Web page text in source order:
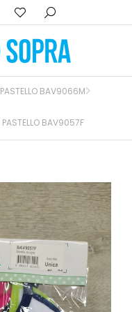
PASTELLO BAV9057F
PASTELLO BAV9066M